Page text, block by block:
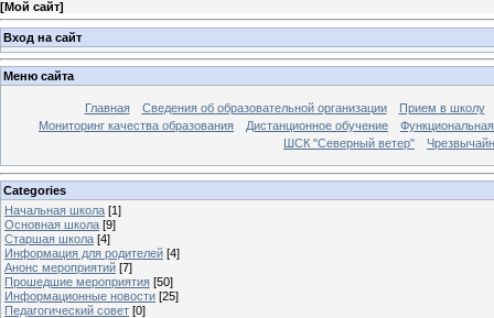
[Мой сайт]
Вход на сайт
Меню сайта
Главная Сведения об образовательной организации
Прием в школу
Мониторинг качества образования
Дистанционное обучение
ШСК "Северный ветер"
Categories
Начальная школа [1]
Основная школа [9]
Старшая школа [4]
Информация для родителей [4]
Анонс мероприятий [7]
Прошедшие мероприятия [50]
Информационные новости [25]
Педагогический совет [0]